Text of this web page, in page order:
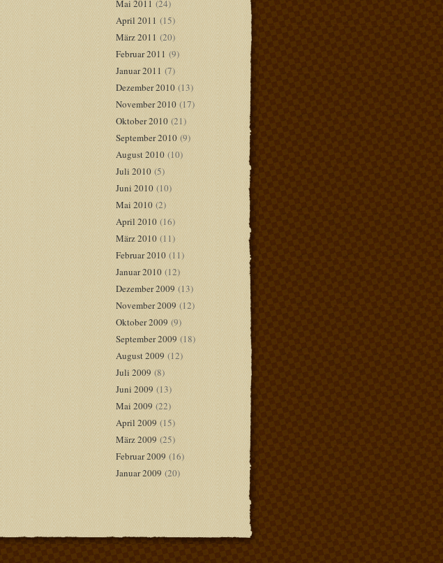
Mai 2011 (24)
April 2011 (15)
März 2011 (20)
Februar 2011 (9)
Januar 2011 (7)
Dezember 2010(13)
November 2010(17)
Oktober 2010(21)
September 2010(9)
August 2010(10)
Juli 2010(5)
Juni 2010(10)
Mai 2010(2)
April 2010(16)
März 2010(11)
Februar 2010(11)
Januar 2010(12)
Dezember 2009 (13)
November 2009(12)
Oktober 2009 (9)
September 2009(18)
August 2009(12)
Juli 2009(8)
Juni 2009(13)
Mai 2009(22)
April 2009 (15)
März 2009(25)
Februar 2009(16)
Januar 2009 (20)